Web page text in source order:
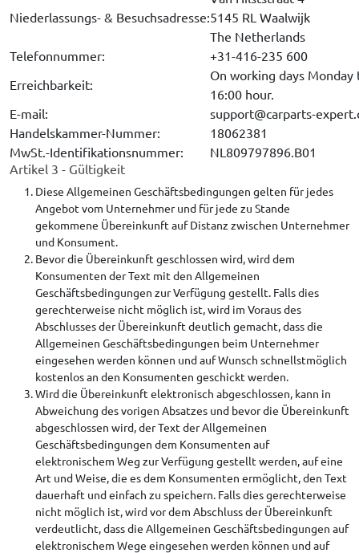
Niederlassungs- & Besuchsadresse:5145 RL Waalwijk
The Netherlands
Telefonnummer:
+31-416-235 600
Erreichbarkeit:
On working days
16:00 hour.
E-mail:
support@carparts-
Handelskammer-Nummer:
18062381
MwSt.-Identifikationsnummer:
NL809797896.B01
Artikel 3 - Gültigkeit
Diese Allgemeinen Geschäftsbedingungen gelten für jedes
Angebot vom Unternehmer und für jede zu Stande
gekommene Übereinkunft auf Distanz zwischen Unternehmer
und Konsument.
Bevor die Übereinkunft geschlossen wird, wird dem
Konsumenten der Text mit den Allgemeinen
Geschäftsbedingungen zur Verfügung gestellt. Falls dies
gerechterweise nicht möglich ist, wird im Voraus des
Abschlusses der Übereinkunft deutlich gemacht, dass die
Allgemeinen Geschäftsbedingungen beim Unternehmer
eingesehen werden können und auf Wunsch schnellstmöglich
kostenlos an den Konsumenten geschickt werden.
Wird die Übereinkunft elektronisch abgeschlossen, kann in
Abweichung des vorigen Absatzes und bevor die Übereinkunft
abgeschlossen wird, der Text der Allgemeinen
Geschäftsbedingungen dem Konsumenten auf
elektronischem Weg zur Verfügung gestellt werden, auf eine
Art und Weise, die es dem Konsumenten ermöglicht, den Text
dauerhaft und einfach zu speichern. Falls dies gerechterweise
nicht möglich ist, wird vor dem Abschluss der Übereinkunft
verdeutlicht, dass die Allgemeinen Geschäftsbedingungen auf
elektronischem Wege eingesehen werden können und auf